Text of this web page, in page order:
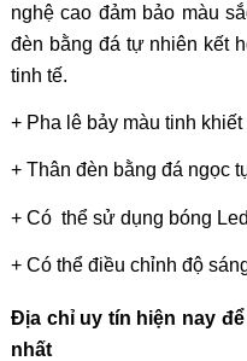
nghệ cao đảm bảo màu
đèn bằng đá tự nhiên kết
tinh tế.
+ Pha lê bảy màu tinh khiết
+ Thân đèn bằng đá ngọc
+ Có thể sử dụng bóng Led
+ Có thể điều chỉnh độ
Địa chỉ uy tín hiện nay
nhất